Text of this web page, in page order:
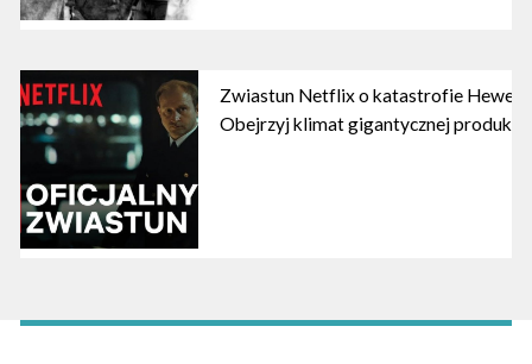
Zwiastun Netflix o katastrofie
Obejrzyj klimat gigantycznej produkcji